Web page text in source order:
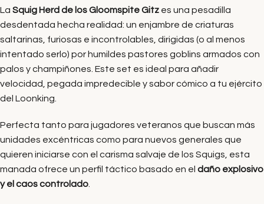
La Squig Herd de los Gloomspite Gitz es una pesadilla
desdentada hecha realidad: un enjambre de criaturas
saltarinas, furiosas e incontrolables, dirigidas (o al menos
intentado serlo) por humildes pastores goblins armados con
palos y champiñones. Este set es ideal para añadir
velocidad, pegada impredecible y sabor cómico a tu ejército
del Loonking.
Perfecta tanto para jugadores veteranos que buscan más
unidades excéntricas como para nuevos generales que
quieren iniciarse con el carisma salvaje de los Squigs, esta
manada ofrece un perfil táctico basado en el daño explosivo
y el caos controlado